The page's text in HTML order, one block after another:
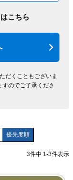
こちら
だくこともございま
のでご了承くださ
優先度順
3件中 1 -3件表示